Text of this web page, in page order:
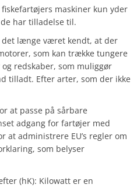
maskiner kun yder
har tilladelse til.
længe været kendt, at der
som kan trække tungere
redskaber, som muliggør
tilladt. Efter arter, som der ikke
at passe på sårbare
adgang for fartøjer med
at administrere EU’s regler om
som belyser
(hK): Kilowatt er en